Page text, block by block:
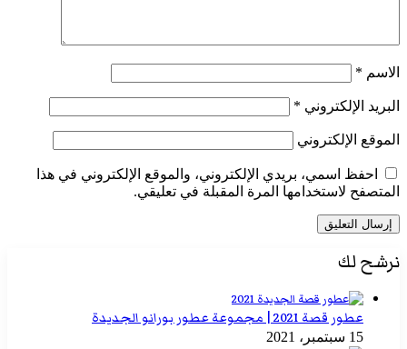
الاسم *
البريد الإلكتروني *
الموقع الإلكتروني
احفظ اسمي، بريدي الإلكتروني، والموقع الإلكتروني في هذا
المتصفح لاستخدامها المرة المقبلة في تعليقي.
نرشح لك
عطور قصة 2021 | مجموعة عطور بورانو الجديدة
15 سبتمبر، 2021